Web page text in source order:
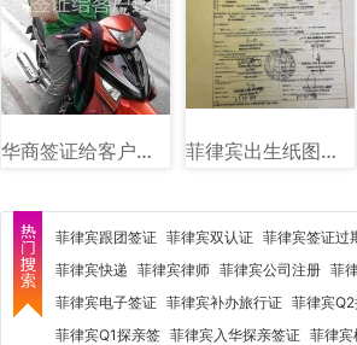
华商签证给客户送件图 菲律宾出生纸图片样式讲解
菲律宾跟团签证 菲律宾双认证 菲律宾签证过
菲律宾快递 菲律宾律师 菲律宾公司注册 菲
菲律宾电子签证 菲律宾补办旅行证 菲律宾
菲律宾Q1探亲签 菲律宾入华探亲签证 菲律宾